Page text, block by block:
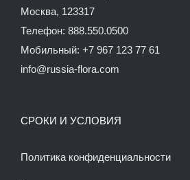
Москва, 123317
Телефон: 888.550.0500
Мобильный: +7 967 123 77 61
info@russia-flora.com
СРОКИ И УСЛОВИЯ
Политика конфиденциальности